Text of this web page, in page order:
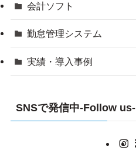
会計ソフト
勤怠管理システム
実績・導入事例
SNSで発信中-Follow us-